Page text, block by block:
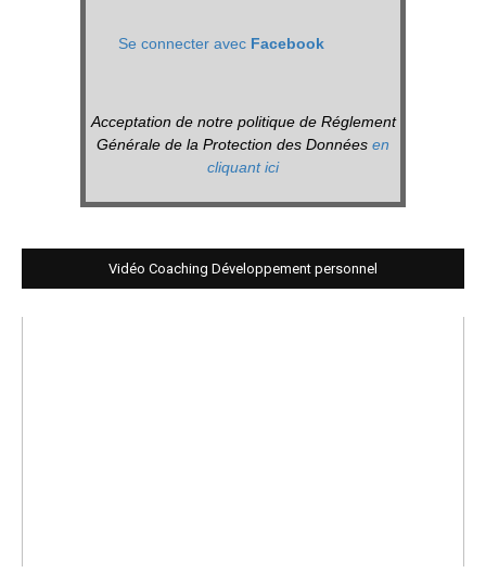
Se connecter avec Facebook
Acceptation de notre politique de Réglement
Générale de la Protection des Données en
cliquant ici
Vidéo Coaching Développement personnel